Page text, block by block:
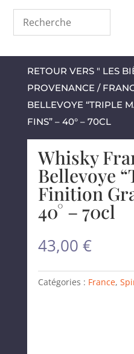
RETOUR VERS " LES
PROVENANCE /
BELLEVOYE “TRIPLE
FINS” – 40° – 70CL
Whisky
Bellevoye
Finition
40° – 70cl
43,00 €
Catégories : France,